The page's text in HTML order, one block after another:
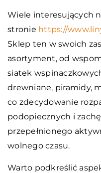
Wiele interesujących
stronie https://
Sklep ten w swoich
asortyment, od
siatek
drewniane, piramidy,
co zdecydowanie
podopiecznych i
przepełnionego
wolnego czasu.
Warto podkreślić